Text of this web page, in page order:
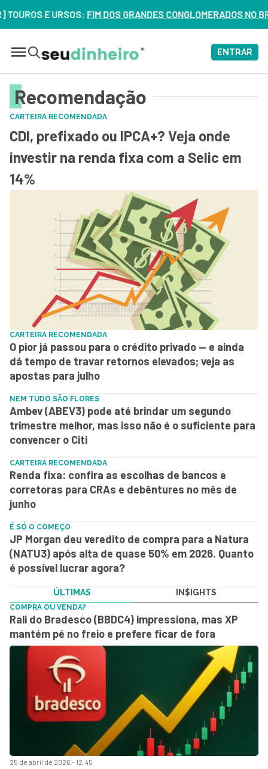
FIM DOS GRANDES CONGLOMERADOS NO BRASIL? VEJA
ENTRAR
Recomendação
CARTEIRA RECOMENDADA
CDI, prefixado ou IPCA+? Veja onde
investir na renda fixa com a Selic em
14%
CARTEIRA RECOMENDADA
O pior já passou para o crédito privado — e ainda
dá tempo de travar retornos elevados; veja as
apostas para julho
NEM TUDO SÃO FLORES
Ambev (ABEV3) pode até brindar um segundo
trimestre melhor, mas isso não é o suficiente para
convencer o Citi
CARTEIRA RECOMENDADA
Renda fixa: confira as escolhas de bancos e
corretoras para CRAs e debêntures no mês de
junho
É SÓ O COMEÇO
JP Morgan deu veredito de compra para a Natura
(NATU3) após alta de quase 50% em 2026. Quanto
é possível lucrar agora?
ÚLTIMAS IN$IGHTS
25 de abril de 2026 - 12:45
COMPRA OU VENDA?
Rali do Bradesco (BBDC4) impressiona, mas XP
mantém pé no freio e prefere ficar de fora